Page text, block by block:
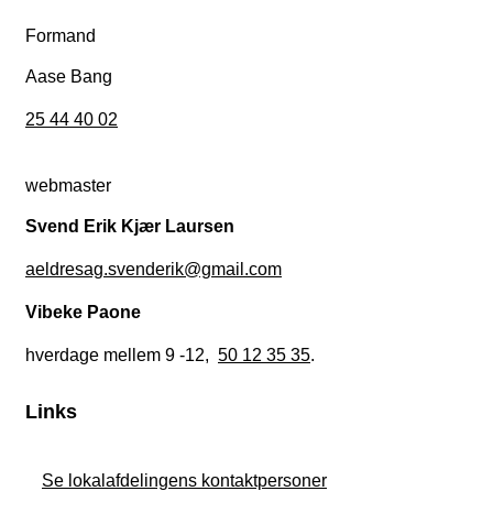
Formand
Aase Bang
25 44 40 02
webmaster
Svend Erik Kjær Laursen
aeldresag.svenderik@gmail.com
Vibeke Paone
hverdage mellem 9 -12, 50 12 35 35.
Links
Se lokalafdelingens kontaktpersoner